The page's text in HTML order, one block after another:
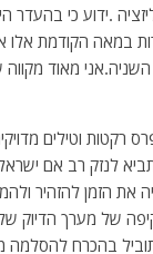
.ידוע כי בהעדר
במאה הקודמת אלו
מאוד
רקטות וטילים
לנזק רב אם
הזמן להזהיר
של מערך הדיוק
בהכרח להסלמה